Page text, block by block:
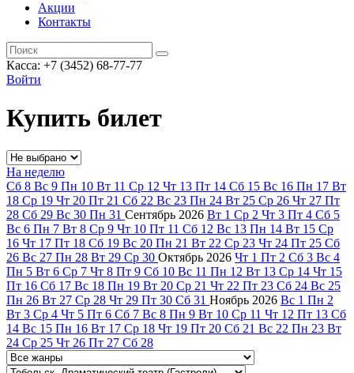
Акции
Контакты
Касса: +7 (3452) 68-77-77
Войти
Купить билет
На неделю
Сб 8 Вс 9 Пн 10 Вт 11 Ср 12 Чт 13 Пт 14 Сб 15 Вс 16 Пн 17 Вт
18 Ср 19 Чт 20 Пт 21 Сб 22 Вс 23 Пн 24 Вт 25 Ср 26 Чт 27 Пт
28 Сб 29 Вс 30 Пн 31 Сентябрь 2026 Вт 1 Ср 2 Чт 3 Пт 4 Сб 5
Вс 6 Пн 7 Вт 8 Ср 9 Чт 10 Пт 11 Сб 12 Вс 13 Пн 14 Вт 15 Ср
16 Чт 17 Пт 18 Сб 19 Вс 20 Пн 21 Вт 22 Ср 23 Чт 24 Пт 25 Сб
26 Вс 27 Пн 28 Вт 29 Ср 30 Октябрь 2026 Чт 1 Пт 2 Сб 3 Вс 4
Пн 5 Вт 6 Ср 7 Чт 8 Пт 9 Сб 10 Вс 11 Пн 12 Вт 13 Ср 14 Чт 15
Пт 16 Сб 17 Вс 18 Пн 19 Вт 20 Ср 21 Чт 22 Пт 23 Сб 24 Вс 25
Пн 26 Вт 27 Ср 28 Чт 29 Пт 30 Сб 31 Ноябрь 2026 Вс 1 Пн 2
Вт 3 Ср 4 Чт 5 Пт 6 Сб 7 Вс 8 Пн 9 Вт 10 Ср 11 Чт 12 Пт 13 Сб
14 Вс 15 Пн 16 Вт 17 Ср 18 Чт 19 Пт 20 Сб 21 Вс 22 Пн 23 Вт
24 Ср 25 Чт 26 Пт 27 Сб 28